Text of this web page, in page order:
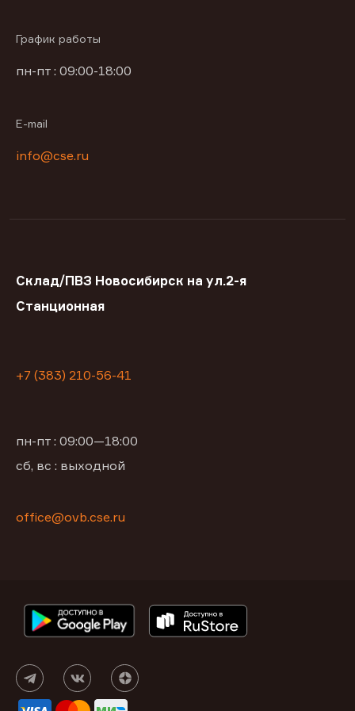
График работы
пн-пт : 09:00-18:00
E-mail
info@cse.ru
Склад/ПВЗ Новосибирск на ул.2-я
Станционная
+7 (383) 210-56-41
пн-пт : 09:00—18:00
сб, вс : выходной
office@ovb.cse.ru